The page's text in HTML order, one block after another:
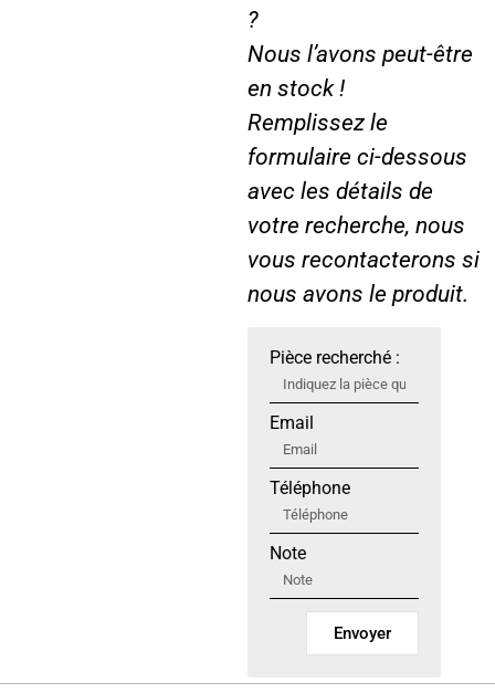
?
Nous l’avons peut-être
en stock !
Remplissez le
formulaire ci-dessous
avec les détails de
votre recherche, nous
vous recontacterons si
nous avons le produit.
Pièce recherché :
Email
Téléphone
Note
Envoyer